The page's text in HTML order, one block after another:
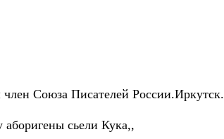
Союза Писателей России.Иркутск.
сьели Кука,,